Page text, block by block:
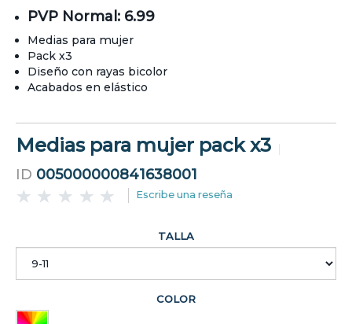
PVP Normal: 6.99
Medias para mujer
Pack x3
Diseño con rayas bicolor
Acabados en elástico
Medias para mujer pack x3
ID 005000000841638001
Escribe una reseña
TALLA
COLOR